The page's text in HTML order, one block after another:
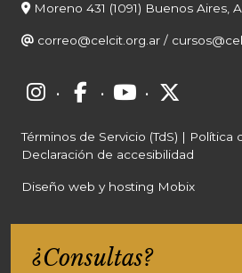
Moreno 431 (1091) Buenos Aires,
correo@celcit.org.ar /
· · ·
Términos de Servicio (TdS) | Política
Declaración de accesibilidad
Diseño web y hosting Mobix
¿Consultas?